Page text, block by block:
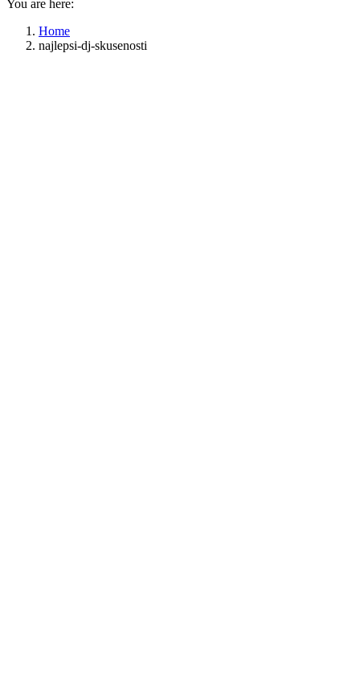
You are here:
Home
najlepsi-dj-skusenosti